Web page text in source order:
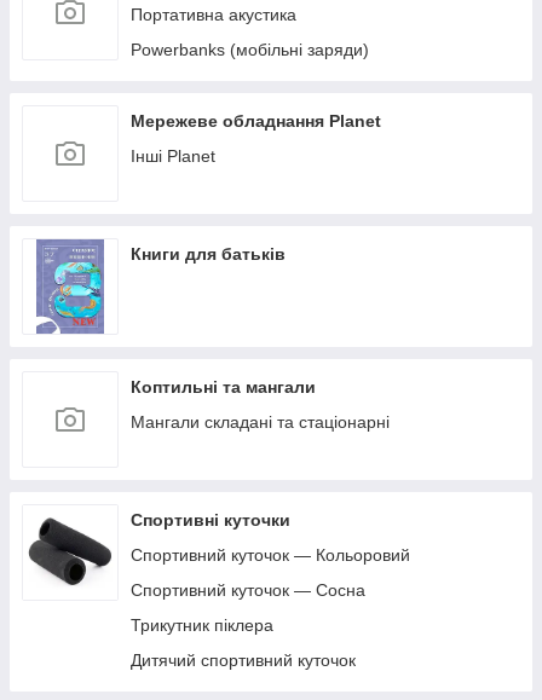
Портативна акустика
Powerbanks (мобільні заряди)
Мережеве обладнання Planet
Інші Planet
Книги для батьків
Коптильні та мангали
Мангали складані та стаціонарні
Спортивні куточки
Спортивний куточок — Кольоровий
Спортивний куточок — Сосна
Трикутник піклера
Дитячий спортивний куточок